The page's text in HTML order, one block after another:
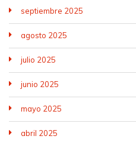
septiembre 2025
agosto 2025
julio 2025
junio 2025
mayo 2025
abril 2025